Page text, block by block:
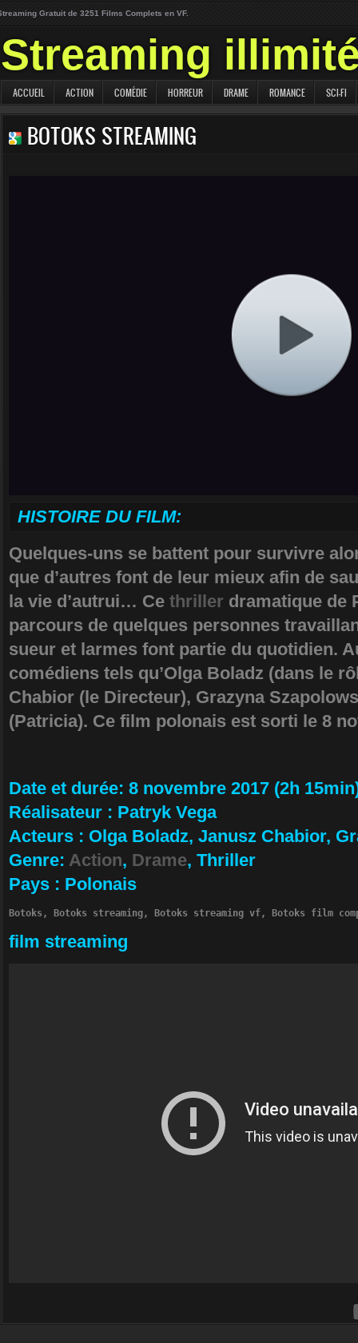
Gratuit de 3251 Films Complets en VF.
Streaming
ACCUEIL ACTION COMÉDIE HORREUR DRAME ROMANCE SCI-FI
BOTOKS STREAMING
HISTOIRE DU FILM:
Quelques-uns se battent pour survivre
que d’autres font de leur mieux afin de
la vie d’autrui… Ce thriller dramatique de
parcours de quelques personnes
sueur et larmes font partie du quotidien.
comédiens tels qu’Olga Boladz (dans le
Chabior (le Directeur), Grazyna
(Patricia). Ce film polonais est sorti le 8
Da­te et durée: 8 novembre 2017 (2h
Ré­alisateur : Patryk Vega
Ac­teurs : Olga Boladz, Janusz Chabior,
Ge­nre: Action, Drame, Thriller
Pa­ys : Polonais
Botoks, Botoks streaming, Botoks streaming vf, Botoks film
film streaming